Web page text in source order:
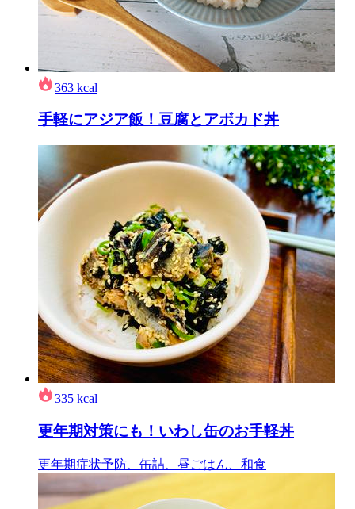
363 kcal
手軽にアジア飯！豆腐とアボカド丼
335 kcal
更年期対策にも！いわし缶のお手軽丼
更年期症状予防、缶詰、昼ごはん、和食